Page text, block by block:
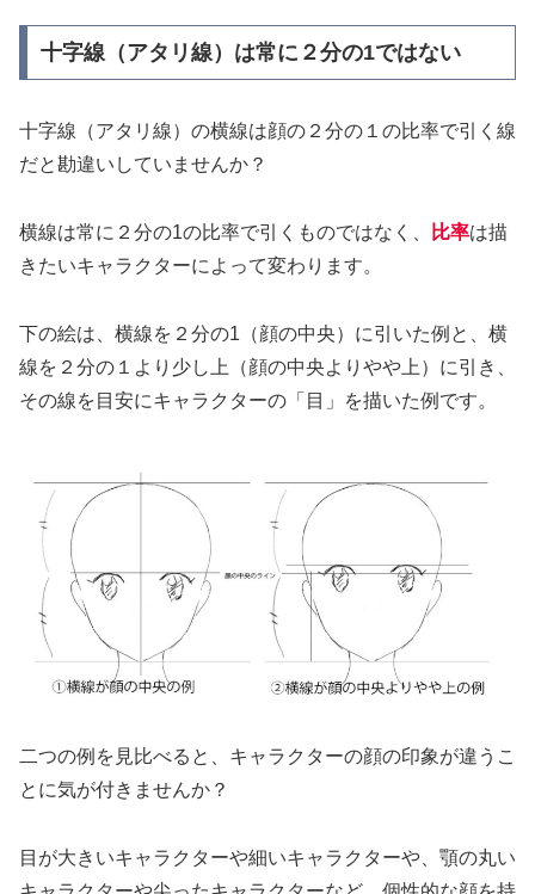
十字線（アタリ線）は常に２分の1ではない
十字線（アタリ線）の横線は顔の２分の１の比率で引く線
だと勘違いしていませんか？
横線は常に２分の1の比率で引くものではなく、 比率は描
きたいキャラクターによって変わります。
下の絵は、横線を２分の1（顔の中央）に引いた例と、横
線を２分の１より少し上（顔の中央よりやや上）に引き、
その線を目安にキャラクターの「目」を描いた例です。
二つの例を見比べると、キャラクターの顔の印象が違うこ
とに気が付きませんか？
目が大きいキャラクターや細いキャラクターや、顎の丸い